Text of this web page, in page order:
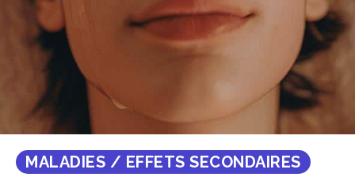
MALADIES / EFFETS SECONDAIRES